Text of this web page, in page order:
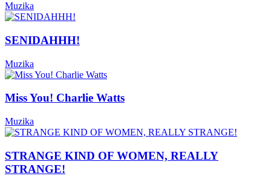
Muzika
SENIDAHHH!
Muzika
Miss You! Charlie Watts
Muzika
STRANGE KIND OF WOMEN, REALLY
STRANGE!